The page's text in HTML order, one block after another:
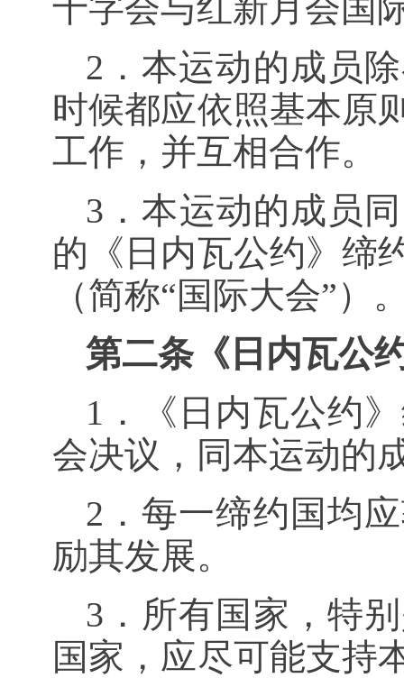
十字会与红新月会国
2．本运动的成员
时候都应依照基本原
工作，并互相合作。
3．本运动的成员同
的《日内瓦公约》缔
（简称“国际大会”）
第二条《日内瓦公
1．《日内瓦公约
会决议，同本运动的
2．每一缔约国均
励其发展。
3．所有国家，特
国家，应尽可能支持